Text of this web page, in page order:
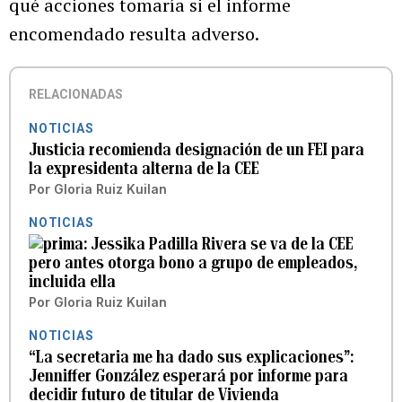
qué acciones tomaría si el informe
encomendado resulta adverso.
RELACIONADAS
NOTICIAS
Justicia recomienda designación de un FEI para
la expresidenta alterna de la CEE
Por Gloria Ruiz Kuilan
NOTICIAS
Jessika Padilla Rivera se va de la CEE
pero antes otorga bono a grupo de empleados,
incluida ella
Por Gloria Ruiz Kuilan
NOTICIAS
“La secretaria me ha dado sus explicaciones”:
Jenniffer González esperará por informe para
decidir futuro de titular de Vivienda